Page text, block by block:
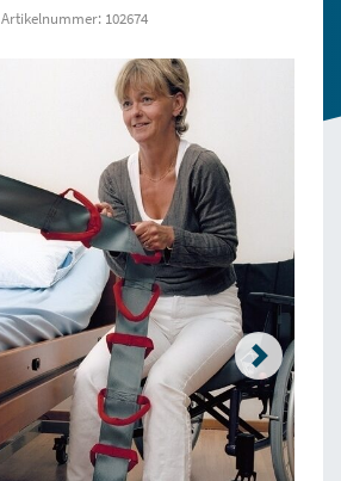
Artikelnummer: 102674